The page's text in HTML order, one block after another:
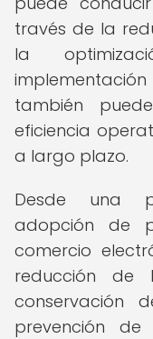
través de la
la
también
eficiencia
a largo plazo.
Desde una
adopción de
comercio
reducción
conservación
prevención